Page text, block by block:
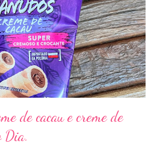
de cacau e creme de
Dia.